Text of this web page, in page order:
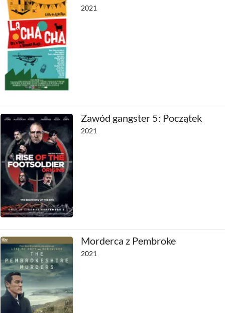
2021
Zawód gangster 5: Początek
2021
Morderca z Pembroke
2021